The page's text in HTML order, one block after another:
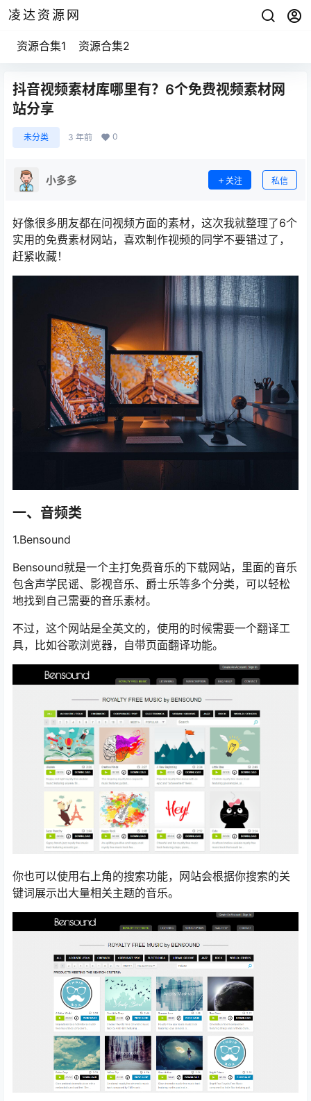
凌达资源网
资源合集1 资源合集2
抖音视频素材库哪里有？6个免费视频素材网
站分享
未分类 3 年前 0
小多多 关注 私信
好像很多朋友都在问视频方面的素材，这次我就整理了6个
实用的免费素材网站，喜欢制作视频的同学不要错过了，
赶紧收藏！
一、音频类
1.Bensound
Bensound就是一个主打免费音乐的下载网站，里面的音乐
包含声学民谣、影视音乐、爵士乐等多个分类，可以轻松
地找到自己需要的音乐素材。
不过，这个网站是全英文的，使用的时候需要一个翻译工
具，比如谷歌浏览器，自带页面翻译功能。
你也可以使用右上角的搜索功能，网站会根据你搜索的关
键词展示出大量相关主题的音乐。